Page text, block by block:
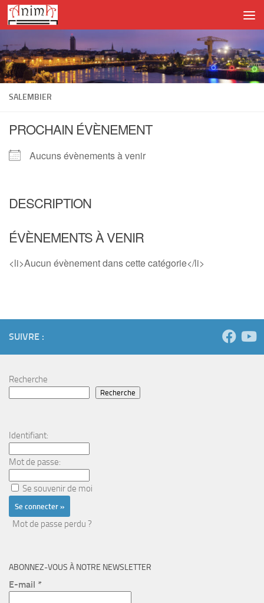
Skip to content
SALEMBIER
PROCHAIN ÉVÈNEMENT
Aucuns évènements à venir
DESCRIPTION
ÉVÈNEMENTS À VENIR
<li>Aucun évènement dans cette catégorie</li>
SUIVRE :
Recherche
Recherche
Identifiant:
Mot de passe:
Se souvenir de moi
Mot de passe perdu ?
ABONNEZ-VOUS À NOTRE NEWSLETTER
E-mail *